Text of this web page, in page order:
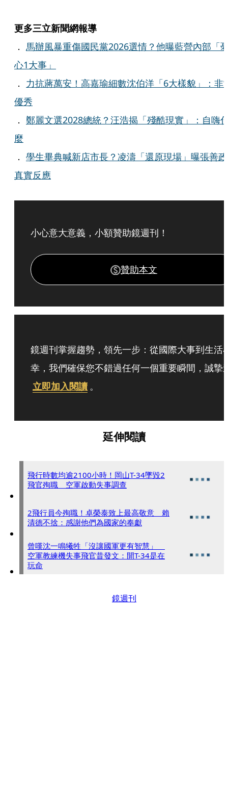
更多三立新聞網報導
． 馬辦風暴重傷國民黨2026選情？他曝藍營內部「
心1大事」
． 力抗蔣萬安！高嘉瑜細數沈伯洋「6大樣貌」：非
優秀
． 鄭麗文選2028總統？汪浩揭「殘酷現實」：自嗨
麼
． 學生畢典喊新店市長？凌濤「還原現場」曝張善政
真實反應
小心意大意義，小額贊助鏡週刊！
贊助本文
鏡週刊掌握趨勢，領先一步：從國際大事到生活
幸，我們確保您不錯過任何一個重要瞬間，誠摯
立即加入閱讀 。
延伸閱讀
飛行時數均逾2100小時！岡山T-34墜毀2
飛官殉職 空軍啟動失事調查
2飛行員今殉職！卓榮泰致上最高敬意 賴
清德不捨：感謝他們為國家的奉獻
曾嘆沈一鳴犧牲「沒讓國軍更有智慧」
空軍教練機失事飛官昔發文：開T-34是在
玩命
鏡週刊